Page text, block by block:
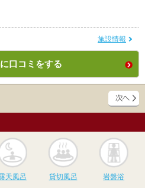
施設情報
口コミをする
し 露天風呂
天風呂
貸切風呂
貸切風呂 岩盤浴